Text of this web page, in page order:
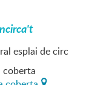
esplai de circ
coberta